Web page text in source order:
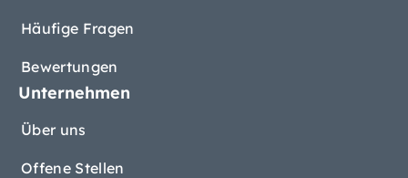
Häufige Fragen
Bewertungen
Unternehmen
Über uns
Offene Stellen